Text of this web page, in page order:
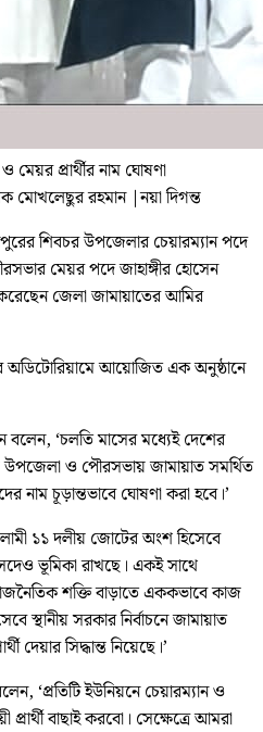
প্রার্থীর নাম ঘোষণা
মোখলেছুর রহমান |নয়া দিগন্ত
শিবচর উপজেলার চেয়ারম্যান পদে
মেয়র পদে জাহাঙ্গীর হোসেন
করেছেন জেলা জামায়াতের আমির
অডিটোরিয়ামে আয়োজিত এক অনুষ্ঠানে
‘চলতি মাসের মধ্যেই দেশের
উপজেলা ও পৌরসভায় জামায়াত সমর্থিত
নাম চূড়ান্তভাবে ঘোষণা করা হবে।’
১১ দলীয় জোটের অংশ হিসেবে
ভূমিকা রাখছে। একই সাথে
শক্তি বাড়াতে এককভাবে কাজ
স্থানীয় সরকার নির্বাচনে জামায়াত
দেয়ার সিদ্ধান্ত নিয়েছে।’
‘প্রতিটি ইউনিয়নে চেয়ারম্যান ও
বাছাই করবো। সেক্ষেত্রে আমরা